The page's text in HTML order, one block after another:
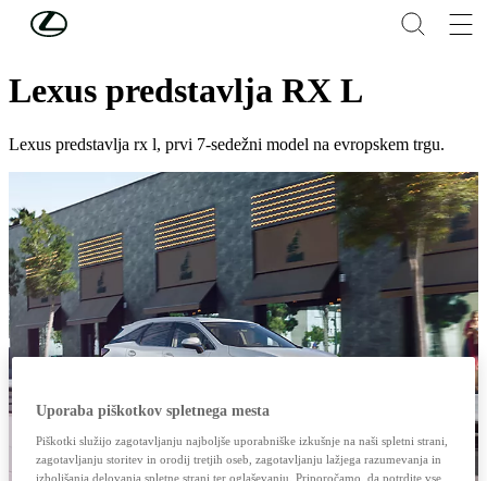
Skip to Main Content
ODKRIJTE LEXUS
Lexus predstavlja RX L
Lexus predstavlja rx l, prvi 7-sedežni model na evropskem trgu.
Uporaba piškotkov spletnega mesta
Piškotki služijo zagotavljanju najboljše uporabniške izkušnje na naši spletni strani,
zagotavljanju storitev in orodij tretjih oseb, zagotavljanju lažjega razumevanja in
izboljšanja delovanja spletne strani ter oglaševanju. Priporočamo, da potrdite vse